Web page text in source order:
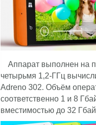
Аппарат выполнен на
четырьмя 1,2-ГГц
Adreno 302. Объём
соответственно 1 и 8
вместимостью до 32